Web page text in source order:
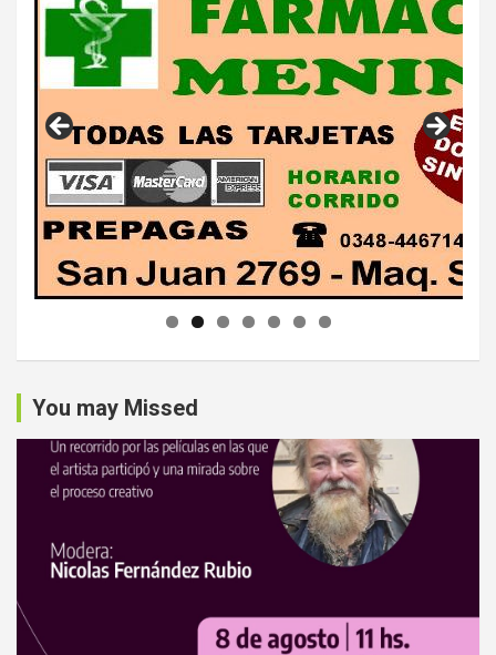
You may Missed